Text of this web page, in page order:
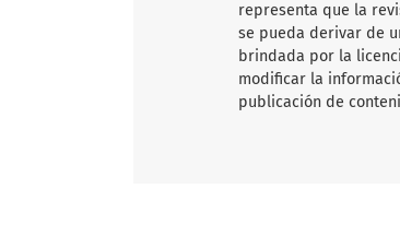
representa que la
se pueda derivar de
brindada por la
modificar la
publicación de